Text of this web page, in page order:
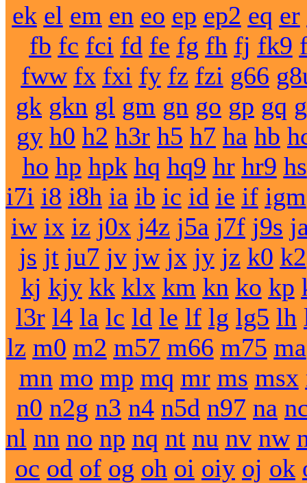
ek el em en eo ep ep2 eq er
fb fc fci fd fe fg fh fj fk9
fww fx fxi fy fz fzi g66
gk gkn gl gm gn go gp gq
gy h0 h2 h3r h5 h7 ha hb
ho hp hpk hq hq9 hr hr9 hs
i7i i8 i8h ia ib ic id ie if igm
iw ix iz j0x j4z j5a j7f j9s
js jt ju7 jv jw jx jy jz k0 k2
kj kjy kk klx km kn ko kp
l3r l4 la lc ld le lf lg lg5 lh
lz m0 m2 m57 m66 m75 ma
mn mo mp mq mr ms msx
n0 n2g n3 n4 n5d n97 na
nl nn no np nq nt nu nv nw
oc od of og oh oi oiy oj ok